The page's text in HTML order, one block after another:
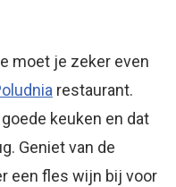
moet je zeker even
restaurant.
keuken en dat
Geniet van de
een fles wijn bij voor